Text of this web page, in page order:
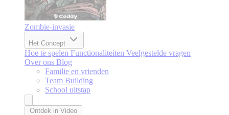
Zombie-invasie
Het Concept
Hoe te spelen Functionaliteiten Veelgestelde vragen
Over ons Blog
Familie en vrienden
Team Building
School uitstap
Ontdek in Video